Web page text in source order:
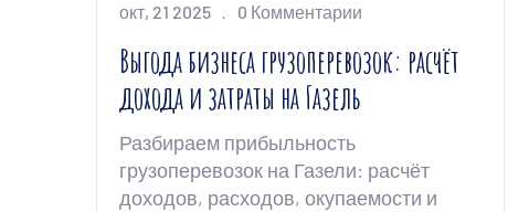
окт, 21 2025 0 Комментарии
Выгода бизнеса грузоперевозок: расчёт
дохода и затраты на Газель
Разбираем прибыльность
грузоперевозок на Газели: расчёт
доходов, расходов, окупаемости и